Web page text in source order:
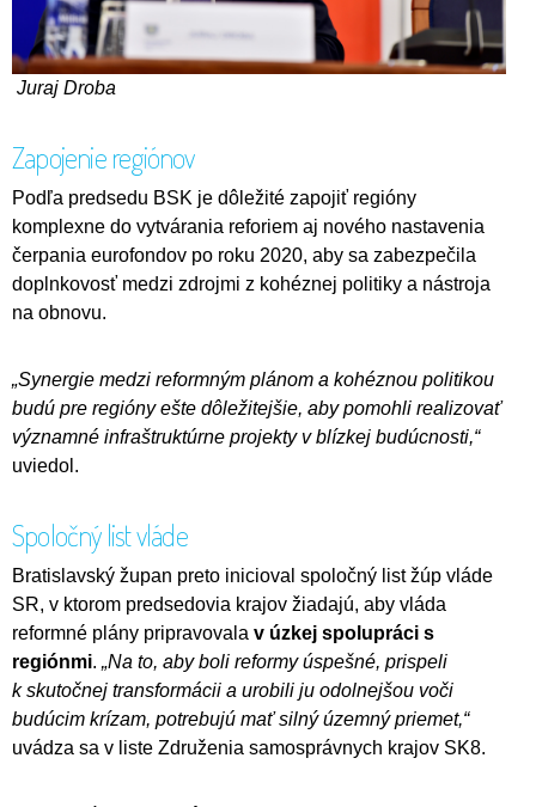
Juraj Droba
Zapojenie regiónov
Podľa predsedu BSK je dôležité zapojiť regióny
komplexne do vytvárania reforiem aj nového nastavenia
čerpania eurofondov po roku 2020, aby sa zabezpečila
doplnkovosť medzi zdrojmi z kohéznej politiky a nástroja
na obnovu.
„Synergie medzi reformným plánom a kohéznou politikou
budú pre regióny ešte dôležitejšie, aby pomohli realizovať
významné infraštruktúrne projekty v blízkej budúcnosti,“
uviedol.
Spoločný list vláde
Bratislavský župan preto inicioval spoločný list žúp vláde
SR, v ktorom predsedovia krajov žiadajú, aby vláda
reformné plány pripravovala v úzkej spolupráci s
regiónmi. „Na to, aby boli reformy úspešné, prispeli
k skutočnej transformácii a urobili ju odolnejšou voči
budúcim krízam, potrebujú mať silný územný priemet,“
uvádza sa v liste Združenia samosprávnych krajov SK8.